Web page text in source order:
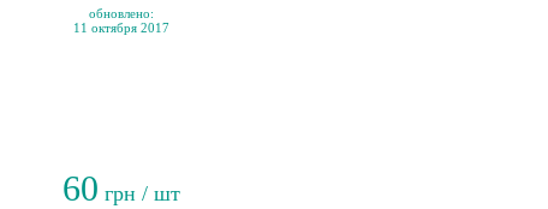
обновлено:
11 октября 2017
60 грн / шт